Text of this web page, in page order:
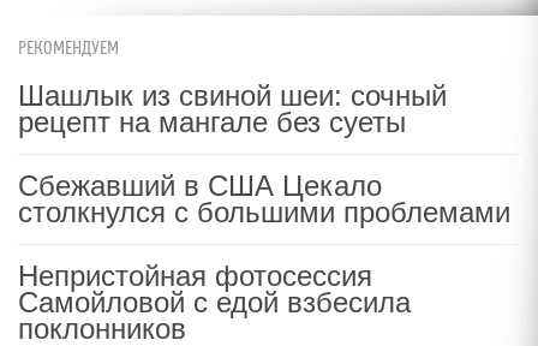
РЕКОМЕНДУЕМ
Шашлык из свиной шеи: сочный
рецепт на мангале без суеты
Сбежавший в США Цекало
столкнулся с большими проблемами
Непристойная фотосессия
Самойловой с едой взбесила
поклонников